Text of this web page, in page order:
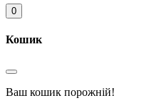
0
Кошик
Ваш кошик порожній!